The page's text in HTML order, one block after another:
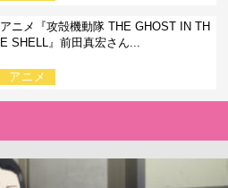
アニメ『攻殻機動隊 THE GHOST IN TH
E SHELL』前田真宏さん...
アニメ